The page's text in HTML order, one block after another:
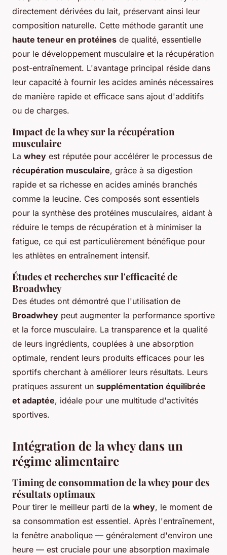
directement dérivées du lait, préservant ainsi leur
composition naturelle. Cette méthode garantit une
haute teneur en protéines de qualité, essentielle
pour le développement musculaire et la récupération
post-entraînement. L'avantage principal réside dans
leur capacité à fournir les acides aminés nécessaires
de manière rapide et efficace sans ajout d'additifs
ou de charges.
Impact de lawhey sur la récupération
musculaire
La whey est réputée pour accélérer le processus de
récupération musculaire, grâce à sa digestion
rapide et sa richesse en acides aminés branchés
comme la leucine. Ces composés sont essentiels
pour la synthèse des protéines musculaires, aidant à
réduire le temps de récupération et à minimiser la
fatigue, ce qui est particulièrement bénéfique pour
les athlètes en entraînement intensif.
Études et recherches sur l'efficacité de
Broadwhey
Des études ont démontré que l'utilisation de
Broadwhey peut augmenter la performance sportive
et la force musculaire. La transparence et la qualité
de leurs ingrédients, couplées à une absorption
optimale, rendent leurs produits efficaces pour les
sportifs cherchant à améliorer leurs résultats. Leurs
pratiques assurent un supplémentation équilibrée
et adaptée, idéale pour une multitude d'activités
sportives.
Intégration de la whey dans un
régime alimentaire
Timing de consommation de la whey pour des
résultats optimaux
Pour tirer le meilleur parti de la whey, le moment de
sa consommation est essentiel. Après l'entraînement,
la fenêtre anabolique — généralement d'environ une
heure — est cruciale pour une absorption maximale